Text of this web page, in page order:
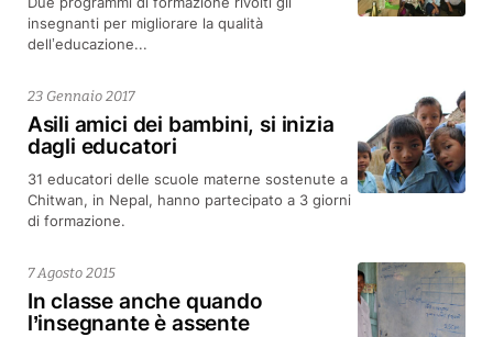
insegnanti per migliorare la qualità
dell’educazione...
Asili amici dei bambini, si inizia
dagli educatori
23 Gennaio 2017
31 educatori delle scuole materne sostenute a
Chitwan, in Nepal, hanno partecipato a 3 giorni
di formazione.
In classe anche quando
l’insegnante è assente
7 Agosto 2015